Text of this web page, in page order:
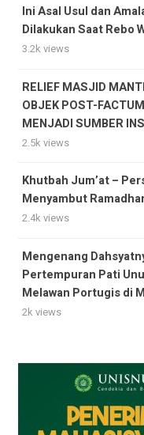
Ini Asal Usul dan
Dilakukan Saat Rebo
3.2k views
RELIEF MASJID
OBJEK POST-
MENJADI SUMBER
2.5k views
Khutbah Jum’at –
Menyambut
2.4k views
Mengenang
Pertempuran Pati
Melawan Portugis di
2k views